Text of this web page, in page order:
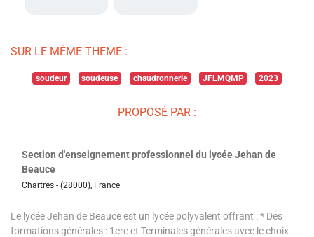
SUR LE MÊME THEME :
soudeur soudeuse chaudronnerie JFLMQMP 2023
PROPOSÉ PAR :
Section d'enseignement professionnel du lycée Jehan de
Beauce
Chartres - (28000), France
Le lycée Jehan de Beauce est un lycée polyvalent offrant : * Des
formations générales : 1ere et Terminales générales avec le choix